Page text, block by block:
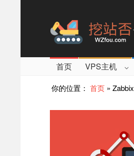
首页 VPS主机
你的位置： 首页 » Zabbix